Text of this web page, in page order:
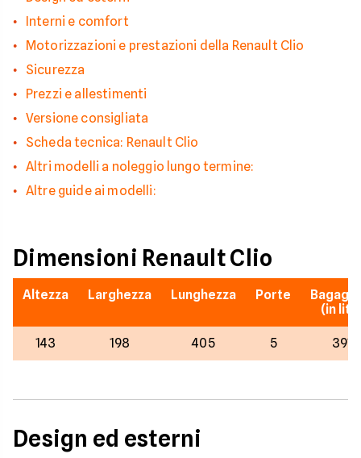
Interni e comfort
Motorizzazioni e prestazioni della Renault Clio
Sicurezza
Prezzi e allestimenti
Versione consigliata
Scheda tecnica: Renault Clio
Altri modelli a noleggio lungo termine:
Altre guide ai modelli:
Dimensioni Renault Clio
Altezza Larghezza Lunghezza Porte
(in
143 198 405 5 391
Design ed esterni